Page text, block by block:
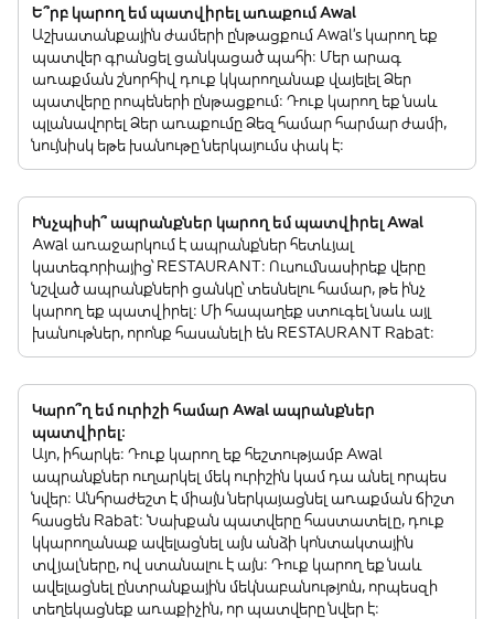
Ե՞րբ կարող եմ պատվիրել առաքում Awal
Աշխատանքային ժամերի ընթացքում Awal’s կարող եք
պատվեր գրանցել ցանկացած պահի: Մեր արագ
առաքման շնորհիվ դուք կկարողանաք վայելել Ձեր
պատվերը րոպեների ընթացքում: Դուք կարող եք նաև
պլանավորել Ձեր առաքումը Ձեզ համար հարմար ժամի,
նույնիսկ եթե խանութը ներկայումս փակ է:
Ինչպիսի՞ ապրանքներ կարող եմ պատվիրել Awal
Awal առաջարկում է ապրանքներ հետևյալ
կատեգորիայից՝ RESTAURANT: Ուսումնասիրեք վերը
նշված ապրանքների ցանկը՝ տեսնելու համար, թե ինչ
կարող եք պատվիրել: Մի հապաղեք ստուգել նաև այլ
խանութներ, որոնք հասանելի են RESTAURANT Rabat:
Կարո՞ղ եմ ուրիշի համար Awal ապրանքներ
պատվիրել:
Այո, իհարկե: Դուք կարող եք հեշտությամբ Awal
ապրանքներ ուղարկել մեկ ուրիշին կամ դա անել որպես
նվեր: Անհրաժեշտ է միայն ներկայացնել առաքման ճիշտ
հասցեն Rabat: Նախքան պատվերը հաստատելը, դուք
կկարողանաք ավելացնել այն անձի կոնտակտային
տվյալները, ով ստանալու է այն: Դուք կարող եք նաև
ավելացնել ընտրանքային մեկնաբանություն, որպեսզի
տեղեկացնեք առաքիչին, որ պատվերը նվեր է: